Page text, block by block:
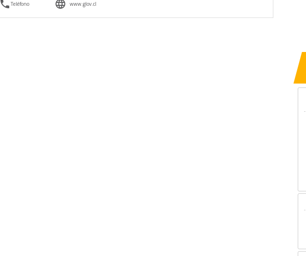
Teléfono  www.glov.cl